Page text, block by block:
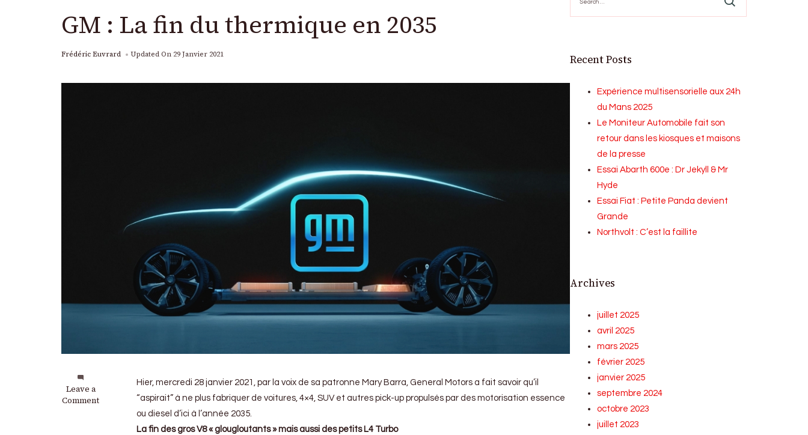
GM : La fin du thermique en 2035
Frédéric Euvrard Updated On 29 Janvier 2021
Leave a
Comment
on
GM
Hier, mercredi 28 janvier 2021, par la voix de sa patronne Mary Barra, General Motors a fait savoir qu’il
“aspirait” à ne plus fabriquer de voitures, 4×4, SUV et autres pick-up propulsés par des motorisation essence
ou diesel d’ici à l’année 2035.
La fin des gros V8 « glougloutants » mais aussi des petits L4 Turbo
Recent Posts
Expérience multisensorielle aux 24h
du Mans 2025
Le Moniteur Automobile fait son
retour dans les kiosques et maisons
de la presse
Essai Abarth 600e : Dr Jekyll & Mr
Hyde
Essai Fiat : Petite Panda devient
Grande
Northvolt : C’est la faillite
Archives
juillet 2025
avril 2025
mars 2025
février 2025
janvier 2025
septembre 2024
octobre 2023
juillet 2023